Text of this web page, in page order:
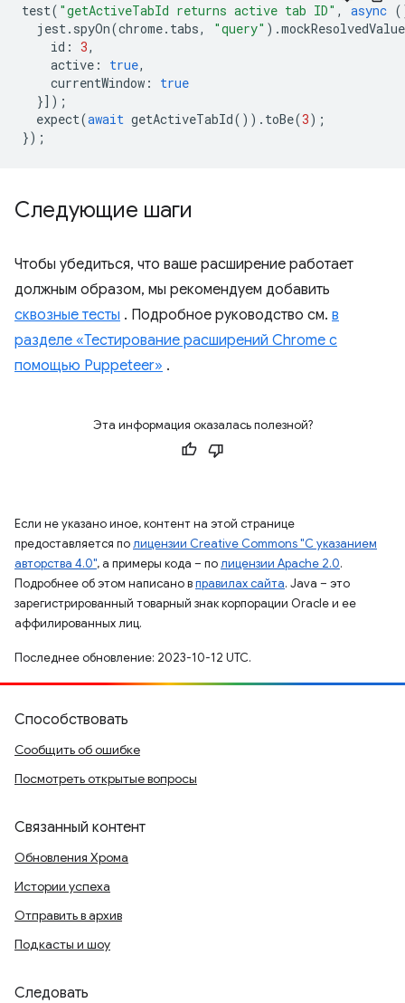
test( "getActiveTabId returns active tab ID" , async
jest. spyOn(chrome. tabs, "query" ).mockResolvedValue
id : 3,
active : true,
currentWindow :
true
}]);
expect(await getActiveTabId()). toBe(3);
});
Следующие шаги
Чтобы убедиться, что ваше расширение работает
должным образом, мы рекомендуем добавить
сквозные тесты . Подробное руководство см. в
разделе «Тестирование расширений Chrome с
помощью Puppeteer» .
Эта информация оказалась полезной?
Если не указано иное, контент на этой странице
предоставляется полицензии Creative Commons "С указанием
авторства 4.0", а примеры кода – полицензии Apache 2.0.
Подробнее об этом написано вправилах сайта. Java – это
зарегистрированный товарный знак корпорации Oracle и ее
аффилированных лиц.
Последнее обновление: 2023-10-12 UTC.
Способствовать
Сообщить об ошибке
Посмотреть открытые вопросы
Связанный контент
Обновления Хрома
Истории успеха
Отправить в архив
Подкасты и шоу
Следовать